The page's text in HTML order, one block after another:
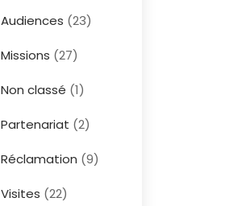
Audiences (23)
Missions (27)
Non classé (1)
Partenariat (2)
Réclamation (9)
Visites (22)